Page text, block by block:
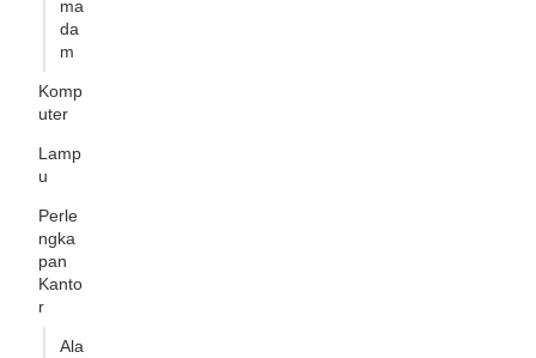
ma
da
m
Komp
uter
Lamp
u
Perle
ngka
pan
Kanto
r
Ala